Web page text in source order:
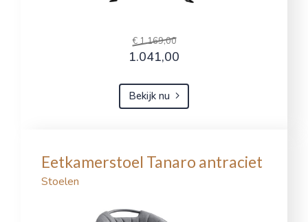
€ 1.169,00
1.041,00
Bekijk nu
Eetkamerstoel Tanaro antraciet
Stoelen